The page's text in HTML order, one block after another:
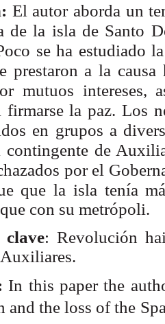
El autor aborda un
de la isla de Santo
se ha estudiado
prestaron a la causa
mutuos intereses,
firmarse la paz. Los
en grupos a
contingente de
por el
que la isla tenía
con su metrópoli.
clave: Revolución
In this paper the
and the loss of the